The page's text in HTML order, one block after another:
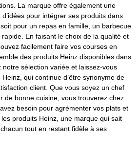
La marque offre également une
pour intégrer ses produits dans
pour un repas en famille, un barbecue
En faisant le choix de la qualité et
facilement faire vos courses en
des produits Heinz disponibles dans
notre sélection variée et laissez-vous
Heinz, qui continue d’être synonyme de
client. Que vous soyez un chef
de bonne cuisine, vous trouverez chez
besoin pour agrémenter vos plats et
produits Heinz, une marque qui sait
tout en restant fidèle à ses